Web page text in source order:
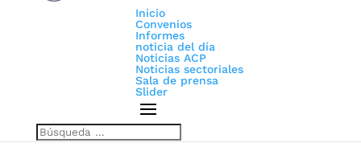
Inicio
Convenios
Informes
noticia del día
Noticias ACP
Noticias sectoriales
Sala de prensa
Slider